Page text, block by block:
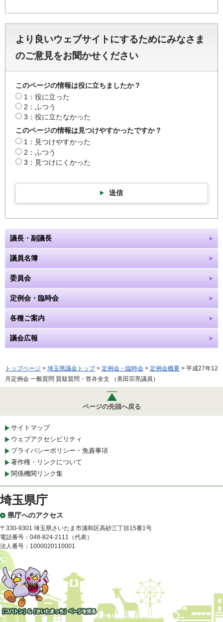
より良いウェブサイトにするためにみなさま
のご意見をお聞かせください
このページの情報は役に立ちましたか？
1：役に立った
2：ふつう
3：役に立たなかった
このページの情報は見つけやすかったですか？
1：見つけやすかった
2：ふつう
3：見つけにくかった
送信
議長・副議長
議員名簿
委員会
定例会・臨時会
各種ご案内
議会広報
トップページ > 埼玉県議会トップ> 定例会・臨時会 > 定例会概要 > 平成27年12
月定例会 一般質問 質疑質問・答弁全文 （美田宗亮議員）
ページの先頭へ戻る
サイトマップ
ウェブアクセシビリティ
プライバシーポリシー・免責事項
著作権・リンクについて
関係機関リンク集
埼玉県庁
県庁へのアクセス
〒330-9301 埼玉県さいたま市浦和区高砂三丁目15番1号
電話番号：048-824-2111（代表）
法人番号：1000020110001
「コバトン」&「さいたまっ